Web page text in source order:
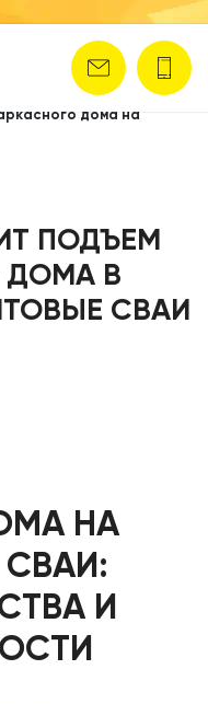
дома на
ПОДЪЕМ
ДОМА В
СВАИ
НА
И